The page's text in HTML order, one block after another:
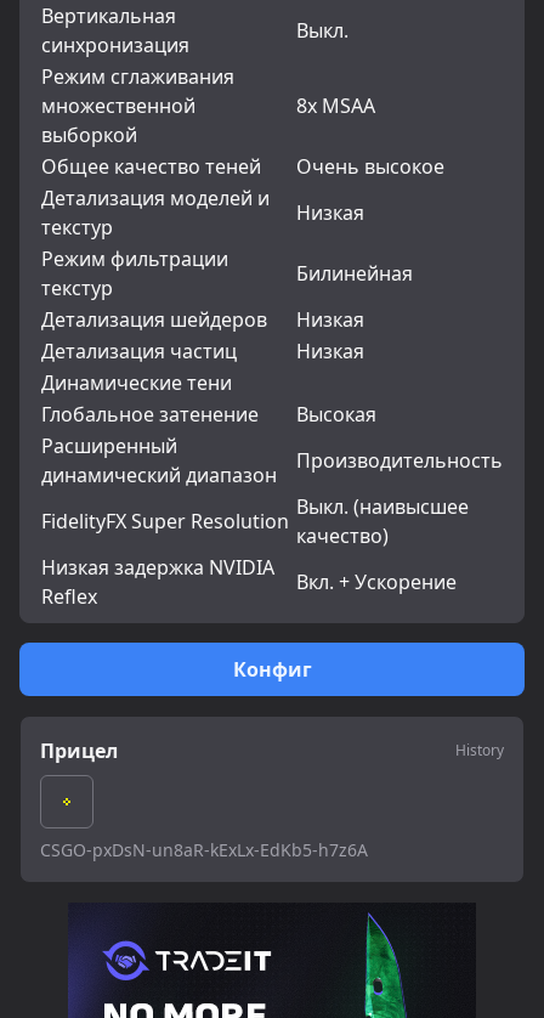
Конфиг
Прицел History
CSGO-pxDsN-un8aR-kExLx-EdKb5-h7z6A
Вертикальная
синхронизация
Выкл.
Режим сглаживания
множественной
выборкой
8x MSAA
Общее качество теней
Очень высокое
Детализация моделей и
текстур
Низкая
Режим фильтрации
текстур
Билинейная
Детализация шейдеров
Низкая
Детализация частиц
Низкая
Динамические тени
Глобальное затенение
Высокая
Расширенный
динамический диапазон
Производительность
FidelityFX Super Resolution
Выкл. (наивысшее
качество)
Низкая задержка NVIDIA
Reflex
Вкл. + Ускорение